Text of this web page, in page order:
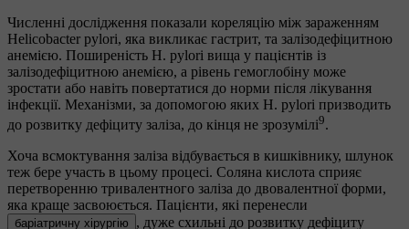
Численні дослідження показали кореляцію між зараженням
Helicobacter pylori, яка викликає гастрит, та залізодефіцитною
анемією. Поширеність H. pylori вища у пацієнтів із
залізодефіцитною анемією, а рівень гемоглобіну може
зростати або навіть повертатися до норми після лікування
інфекції. Механізми, за допомогою яких H. pylori призводить
до розвитку дефіциту заліза, до кінця не зрозумілі9.
Хоча всмоктування заліза відбувається в кишківнику, шлунок
теж бере участь в цьому процесі. Соляна кислота сприяє
перетворенню тривалентного заліза до двовалентної форми,
яка краще засвоюється. Пацієнти, які перенесли
баріатричну хірургію
, дуже схильні до розвитку дефіциту